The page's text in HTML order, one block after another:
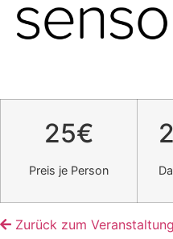
25€
Preis je Person
Zurück zum